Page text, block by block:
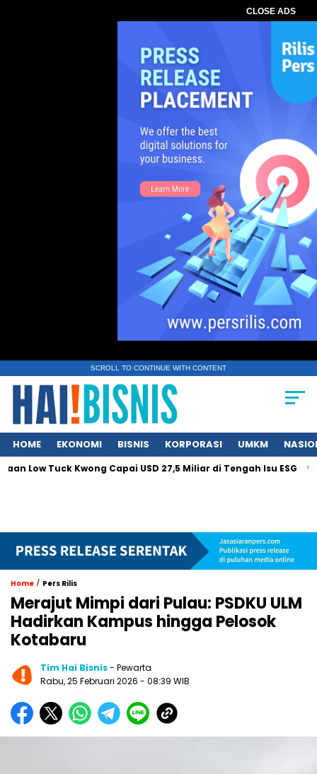
CLOSE ADS
SCROLL TO CONTINUE WITH CONTENT
HOME EKONOMI BISNIS KORPORASI UMKM
Tuck Kwong Capai USD 27,5 Miliar di Tengah Isu ESG
Home / Pers Rilis
Merajut Mimpi dari Pulau: PSDKU ULM
Hadirkan Kampus hingga Pelosok
Kotabaru
Tim Hai Bisnis- Pewarta
Rabu, 25 Februari 2026 - 08:39 WIB